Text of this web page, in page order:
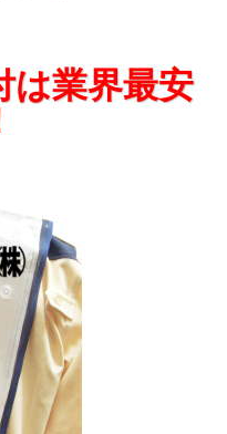
は業界最安